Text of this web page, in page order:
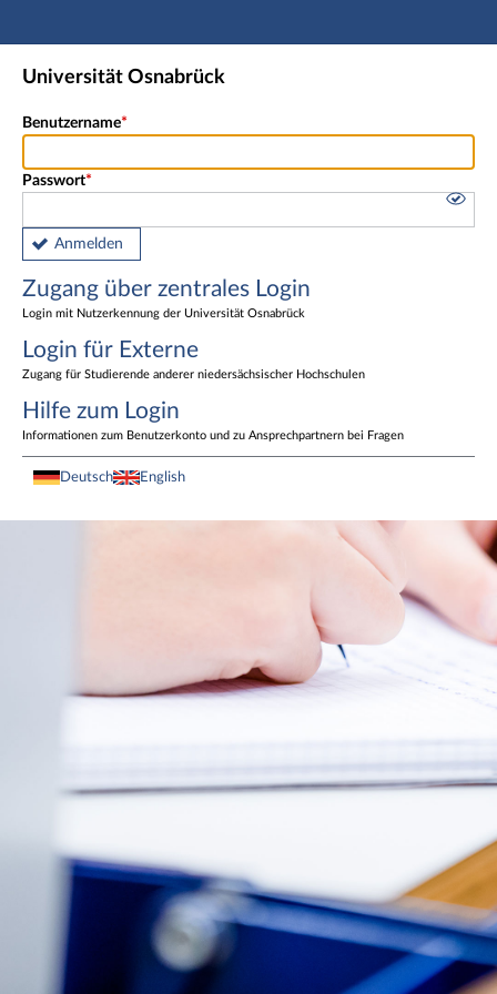
Hauptnavigation
Zugang über zentrales Login
Universität Osnabrück
Benutzername
Passwort
Anmelden
Zugang über zentrales Login
Login mit Nutzerkennung der Universität Osnabrück
Login für Externe
Zugang für Studierende anderer niedersächsischer Hochschulen
Hilfe zum Login
Informationen zum Benutzerkonto und zu Ansprechpartnern bei Fragen
Deutsch English